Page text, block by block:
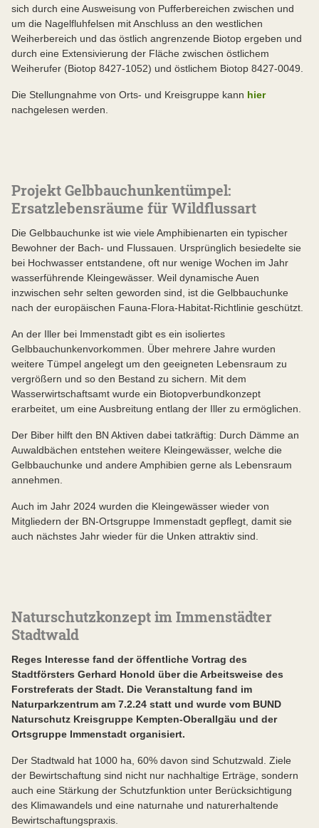
sich durch eine Ausweisung von Pufferbereichen zwischen und
um die Nagelfluhfelsen mit Anschluss an den westlichen
Weiherbereich und das östlich angrenzende Biotop ergeben und
durch eine Extensivierung der Fläche zwischen östlichem
Weiherufer (Biotop 8427-1052) und östlichem Biotop 8427-0049.
Die Stellungnahme von Orts- und Kreisgruppe kann hier
nachgelesen werden.
Projekt Gelbbauchunkentümpel:
Ersatzlebensräume für Wildflussart
Die Gelbbauchunke ist wie viele Amphibienarten ein typischer
Bewohner der Bach- und Flussauen. Ursprünglich besiedelte sie
bei Hochwasser entstandene, oft nur wenige Wochen im Jahr
wasserführende Kleingewässer. Weil dynamische Auen
inzwischen sehr selten geworden sind, ist die Gelbbauchunke
nach der europäischen Fauna-Flora-Habitat-Richtlinie geschützt.
An der Iller bei Immenstadt gibt es ein isoliertes
Gelbbauchunkenvorkommen. Über mehrere Jahre wurden
weitere Tümpel angelegt um den geeigneten Lebensraum zu
vergrößern und so den Bestand zu sichern. Mit dem
Wasserwirtschaftsamt wurde ein Biotopverbundkonzept
erarbeitet, um eine Ausbreitung entlang der Iller zu ermöglichen.
Der Biber hilft den BN Aktiven dabei tatkräftig: Durch Dämme an
Auwaldbächen entstehen weitere Kleingewässer, welche die
Gelbbauchunke und andere Amphibien gerne als Lebensraum
annehmen.
Auch im Jahr 2024 wurden die Kleingewässer wieder von
Mitgliedern der BN-Ortsgruppe Immenstadt gepflegt, damit sie
auch nächstes Jahr wieder für die Unken attraktiv sind.
Naturschutzkonzept im Immenstädter
Stadtwald
Reges Interesse fand der öffentliche Vortrag des
Stadtförsters Gerhard Honold über die Arbeitsweise des
Forstreferats der Stadt. Die Veranstaltung fand im
Naturparkzentrum am 7.2.24 statt und wurde vom BUND
Naturschutz Kreisgruppe Kempten-Oberallgäu und der
Ortsgruppe Immenstadt organisiert.
Der Stadtwald hat 1000 ha, 60% davon sind Schutzwald. Ziele
der Bewirtschaftung sind nicht nur nachhaltige Erträge, sondern
auch eine Stärkung der Schutzfunktion unter Berücksichtigung
des Klimawandels und eine naturnahe und naturerhaltende
Bewirtschaftungspraxis.